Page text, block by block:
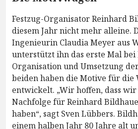
Festzug-Organisator Reinhard
diesem Jahr nicht mehr alleine.
Ingenieurin Claudia Meyer aus
unterstützt ihn das erste Mal bei
Organisation und Umsetzung
beiden haben die Motive für die
entwickelt. „Wir hoffen, dass
Nachfolge für Reinhard
haben“, sagt Sven Lübbers.
einem halben Jahr 80 Jahre alt